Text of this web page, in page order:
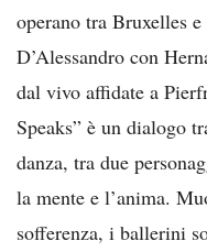
operano tra Bruxelles
D’Alessandro con
dal vivo affidate a
Speaks” è un dialogo
danza, tra due
la mente e l’anima.
sofferenza, i ballerini